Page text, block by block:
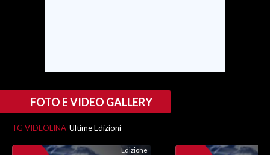
NOTIZIE
EVENTIFOTO E VIDEO GALLERY
TG VIDEOLINA Ultime Edizioni
Edizione